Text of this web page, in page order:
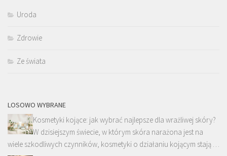
Uroda
Zdrowie
Ze świata
LOSOWO WYBRANE
Kosmetyki kojące: jak wybrać najlepsze dla wrażliwej skóry?
W dzisiejszym świecie, w którym skóra narażona jest na
wiele szkodliwych czynników, kosmetyki o działaniu kojącym stają …